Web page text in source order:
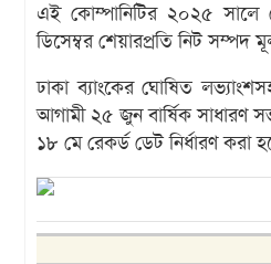
এই কোম্পানিটির ২০২৫
ডিসেম্বর শেয়ারপ্রতি নিট
ঢাকা ব্যাংকের ঘোষিত
আগামী ২৫ জুন বার্ষিক সাধারণ
১৮ মে রেকর্ড ডেট নির্ধারণ করা